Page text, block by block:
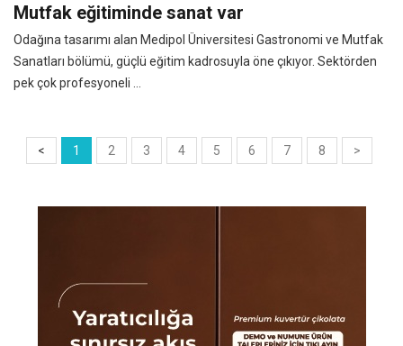
Mutfak eğitiminde sanat var
Odağına tasarımı alan Medipol Üniversitesi Gastronomi ve Mutfak
Sanatları bölümü, güçlü eğitim kadrosuyla öne çıkıyor. Sektörden
pek çok profesyoneli ...
< 1 2 3 4 5 6 7 8 >